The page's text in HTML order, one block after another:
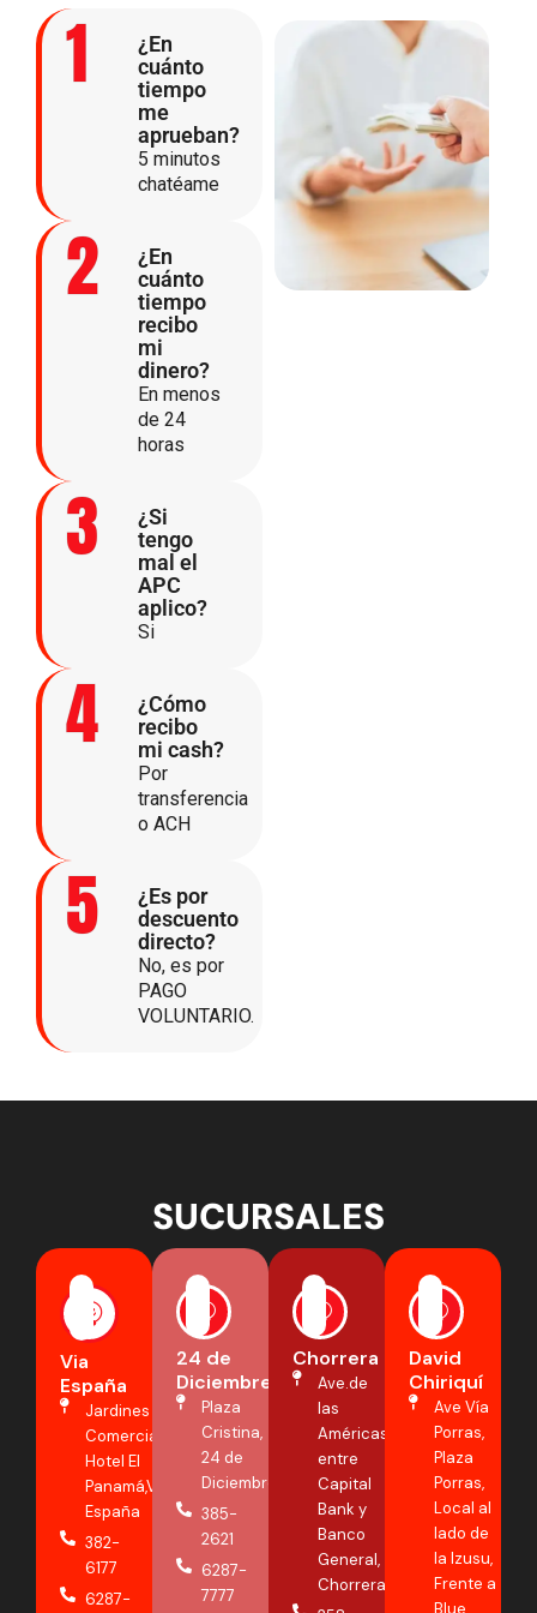
¿En
cuánto
tiempo
me
aprueban?
5 minutos
chatéame
1
¿En
cuánto
tiempo
recibo
mi
dinero?
En menos
de 24
horas
2
¿Si
tengo
mal el
APC
aplico?
Si
3
¿Cómo
recibo
mi cash?
Por
transferencia
o ACH
4
¿Es por
descuento
directo?
No, es por
PAGO
VOLUNTARIO.
5
SUCURSALES
Via
España
Jardines
Comerciales
Hotel El
Panamá,Via
España
382-
6177
6287-
24 de
Diciembre
Plaza
Cristina,
24 de
Diciembre
385-
2621
6287-
7777
Chorrera
Ave.de
las
Américas,
entre
Capital
Bank y
Banco
General,
Chorrera
David
Chiriquí
Ave Vía
Porras,
Plaza
Porras,
Local al
lado de
la Izusu,
Frente a